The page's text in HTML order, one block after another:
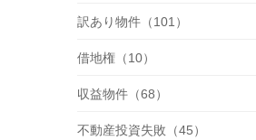
訳あり物件（101）
借地権（10）
収益物件（68）
不動産投資失敗（45）